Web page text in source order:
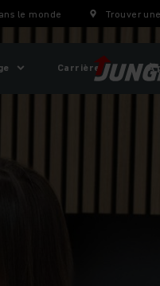
le monde Trouver
Carrière À